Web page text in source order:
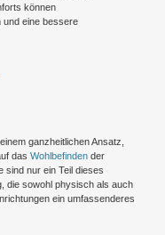
können
und eine bessere
ganzheitlichen Ansatz,
das Wohlbefinden der
sind nur ein Teil dieses
die sowohl physisch als auch
ein umfassenderes